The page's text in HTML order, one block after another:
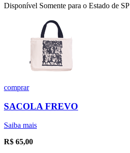
Disponível Somente para o Estado de SP
comprar
SACOLA FREVO
Saiba mais
R$ 65,00